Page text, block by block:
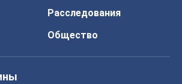
Расследования
Общество